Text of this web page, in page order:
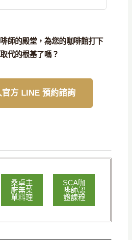
師的殿堂，為您的咖啡館打下
代的根基了嗎？
官方 LINE 預約諮詢
桑卓主
廚無菜
單料理
SCA咖
啡師認
證課程